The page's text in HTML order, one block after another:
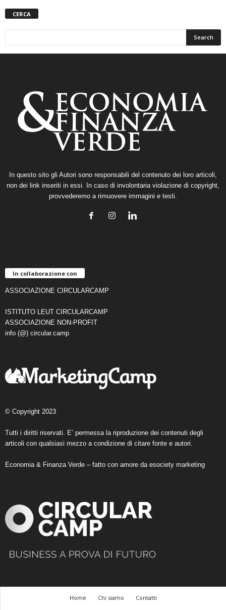
CERCA
In questo sito gli Autori sono responsabili del contenuto dei loro articoli,
non dei link inseriti in essi. In caso di involontaria violazione di copyright,
provvederemo a rimuovere immagini e testi.
In collaborazione con
ASSOCIAZIONE CIRCULARCAMP
ISTITUTO LEUT CIRCULARCAMP
ASSOCIAZIONE NON-PROFIT
info (@) circular.camp
© Copyright 2023
Tutti i diritti riservati. E’ permessa la riproduzione dei contenuti degli
articoli con qualsiasi mezzo a condizione di citare fonte e autori.
Economia & Finanza Verde – fatto con amore da esociety marketing
Home Chi siamo
Contatti